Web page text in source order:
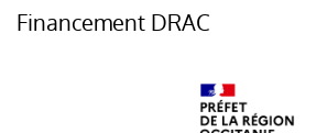
Financement DRAC